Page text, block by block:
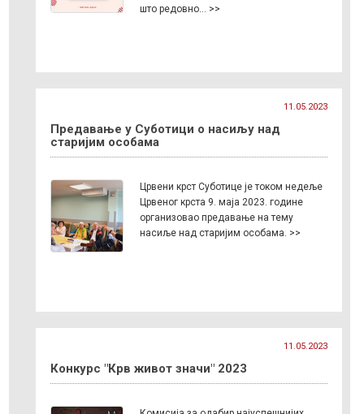
што редовно… >>
11.05.2023
Предавање у Суботици о насиљу над
старијим особама
Црвени крст Суботице је током недеље
Црвеног крста 9. маја 2023. године
организовао предавање на тему
насиље над старијим особама. >>
11.05.2023
Конкурс "Крв живот значи" 2023